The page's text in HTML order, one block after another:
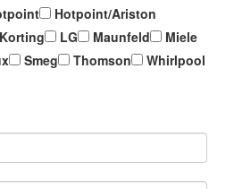
Hotpoint/Ariston
Korting LG Maunfeld
Miele
Smeg Thomson
Whirlpool